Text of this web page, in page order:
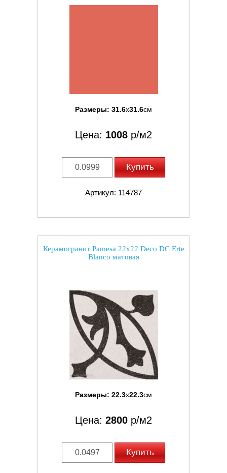
Размеры: 31.6x31.6см
Цена: 1008 р/м2
Купить
Артикул: 114787
Керамогранит Pamesa 22x22 Deco DC Erte
Blanco матовая
Размеры: 22.3x22.3см
Цена: 2800 р/м2
Купить